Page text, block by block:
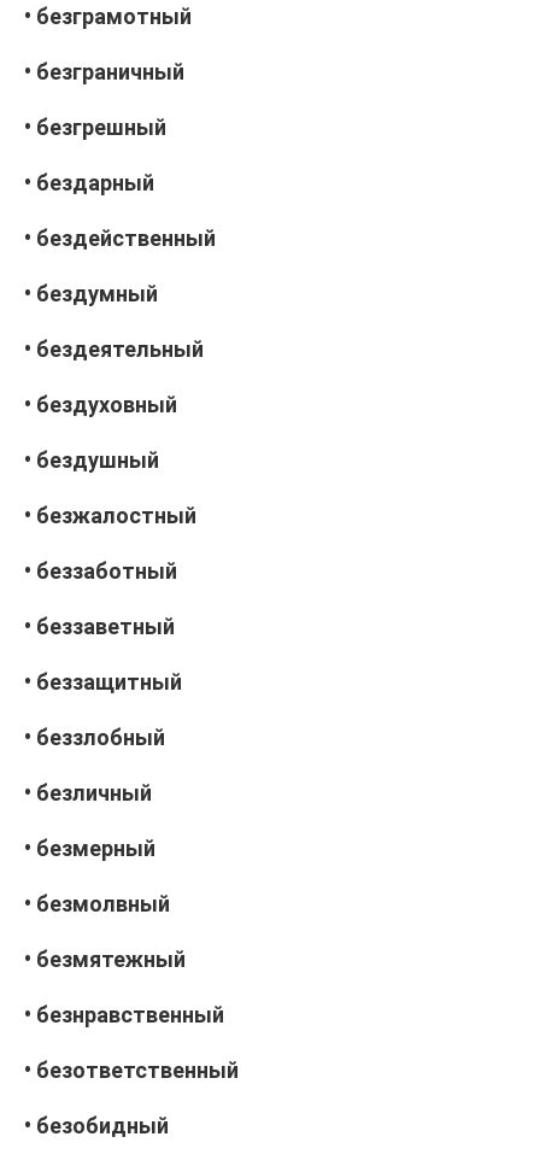
• безграмотный
• безграничный
• безгрешный
• бездарный
• бездейственный
• бездумный
• бездеятельный
• бездуховный
• бездушный
• безжалостный
• беззаботный
• беззаветный
• беззащитный
• беззлобный
• безличный
• безмерный
• безмолвный
• безмятежный
• безнравственный
• безответственный
• безобидный